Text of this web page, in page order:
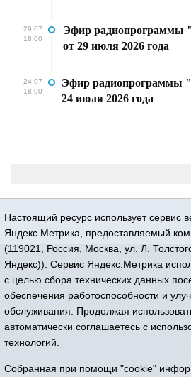
29.07
18:00
Эфир радиопрограммы
от 29 июля 2026 года
24.07
18:00
Эфир радиопрограммы
24 июля 2026 года
16+ © 2015-2026 Сетевое
Регистрационный номер СМИ ЭЛ
Федеральной службой по
«Призыв»
Настоящий ресурс использует сервис
Яндекс.Метрика, предоставляемый
(119021, Россия, Москва, ул. Л.
Яндекс)). Сервис Яндекс.Метрика
с целью сбора технических данных
обеспечения работоспособности и
обслуживания. Продолжая
автоматически соглашаетесь с
технологий.
Собранная при помощи "cookie"